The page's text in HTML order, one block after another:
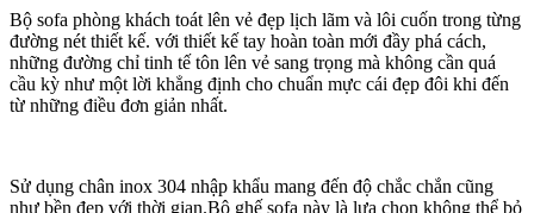
Bộ sofa phòng khách toát lên vẻ đẹp lịch lãm và lôi cuốn trong từng
đường nét thiết kế. với thiết kế tay hoàn toàn mới đầy phá cách,
những đường chỉ tinh tế tôn lên vẻ sang trọng mà không cần quá
cầu kỳ như một lời khẳng định cho chuẩn mực cái đẹp đôi khi đến
từ những điều đơn giản nhất.
Sử dụng chân inox 304 nhập khẩu mang đến độ chắc chắn cũng
như bền đẹp với thời gian.Bộ ghế sofa này là lựa chọn không thể bỏ